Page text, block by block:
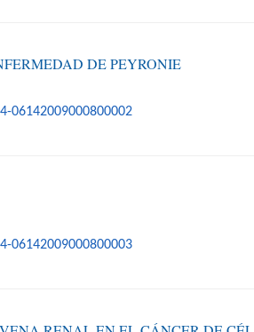
DE PEYRONIE
06142009000800002
06142009000800003